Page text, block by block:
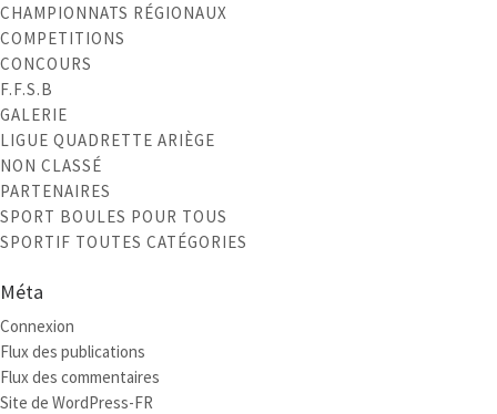
CHAMPIONNATS RÉGIONAUX
COMPETITIONS
CONCOURS
F.F.S.B
GALERIE
LIGUE QUADRETTE ARIÈGE
NON CLASSÉ
PARTENAIRES
SPORT BOULES POUR TOUS
SPORTIF TOUTES CATÉGORIES
Méta
Connexion
Flux des publications
Flux des commentaires
Site de WordPress-FR